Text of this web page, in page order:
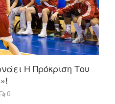
Η Πρόκριση Του
0